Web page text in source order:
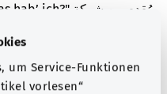
um Service-Funktionen
vorlesen“